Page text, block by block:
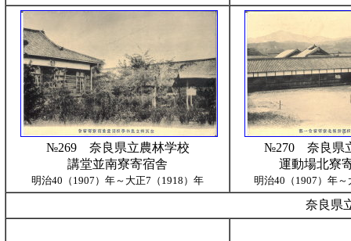
№269 奈良県立農林学校
講堂並南寮寄宿舎
明治40（1907）年～大正7（1918）年
№270 奈良県
運動場北寮
明治40（1907）年
奈良県